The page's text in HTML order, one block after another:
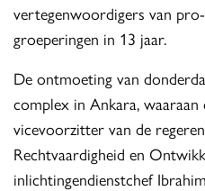
vertegenwoordigers van
groeperingen in 13 jaar.
De ontmoeting van
complex in Ankara,
vicevoorzitter van de
Rechtvaardigheid en
inlichtingendienstchef